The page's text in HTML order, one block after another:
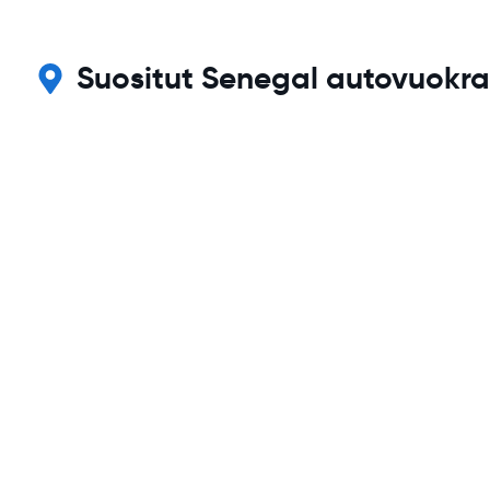
Suositut Senegal